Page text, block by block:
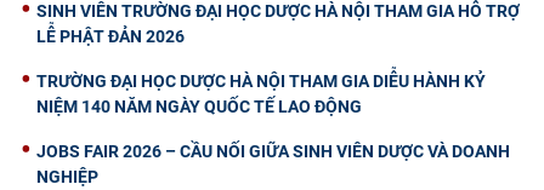
SINH VIÊN TRƯỜNG ĐẠI HỌC DƯỢC HÀ NỘI THAM GIA HỖ TRỢ
LỄ PHẬT ĐẢN 2026
TRƯỜNG ĐẠI HỌC DƯỢC HÀ NỘI THAM GIA DIỄU HÀNH KỶ
NIỆM 140 NĂM NGÀY QUỐC TẾ LAO ĐỘNG
JOBS FAIR 2026 – CẦU NỐI GIỮA SINH VIÊN DƯỢC VÀ DOANH
NGHIỆP